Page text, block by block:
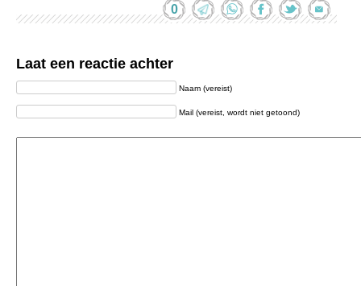
0
Laat een reactie achter
Naam (vereist)
Mail (vereist, wordt niet getoond)